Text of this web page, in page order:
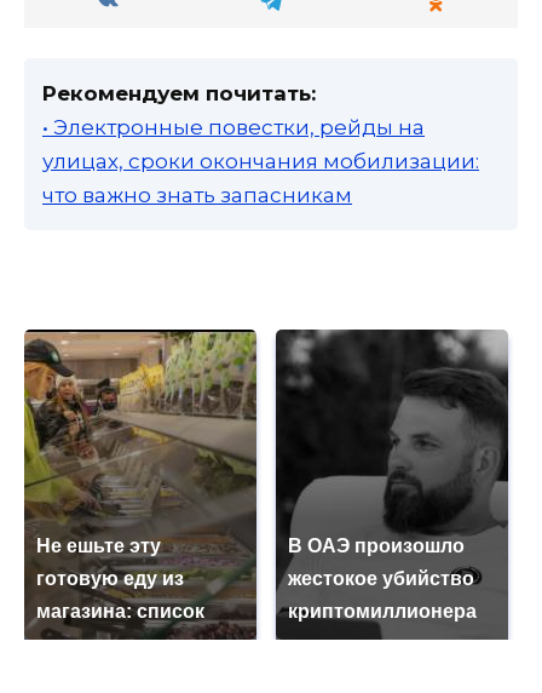
Рекомендуем почитать:
• Электронные повестки, рейды на
улицах, сроки окончания мобилизации:
что важно знать запасникам
Не ешьте эту
готовую еду из
магазина: список
В ОАЭ произошло
жестокое убийство
криптомиллионера